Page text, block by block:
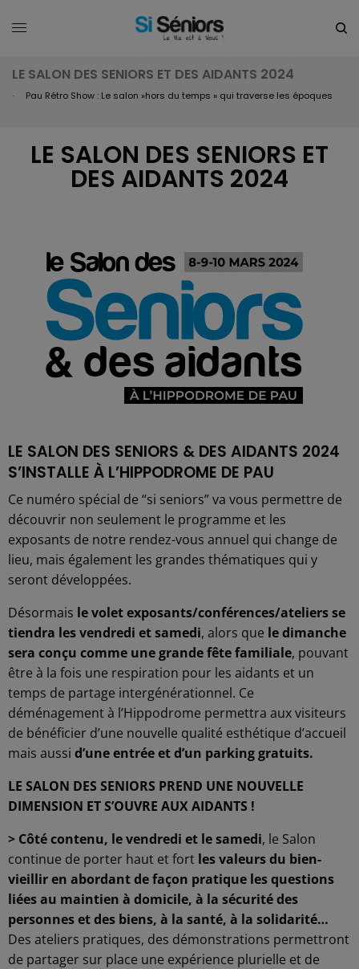
LE SALON DES SENIORS ET DES AIDANTS 2024
Pau Rétro Show : Le salon »hors du temps » qui traverse les époques
L’été est là ! Notre sélection de loisirs près de chez vous !
LE SALON DES SENIORS ET
DES AIDANTS 2024
LE SALON DES SENIORS & DES AIDANTS 2024
S’INSTALLE À L’HIPPODROME DE PAU
Ce numéro spécial de “si seniors” va vous permettre de
découvrir non seulement le programme et les
exposants de notre rendez-vous annuel qui change de
lieu, mais également les grandes thématiques qui y
seront développées.
Désormais le volet exposants/conférences/ateliers se
tiendra les vendredi et samedi, alors que le dimanche
sera conçu comme une grande fête familiale, pouvant
être à la fois une respiration pour les aidants et un
temps de partage intergénérationnel. Ce
déménagement à l’Hippodrome permettra aux visiteurs
de bénéficier d’une nouvelle qualité esthétique d’accueil
mais aussid’une entrée et d’un parking gratuits.
LE SALON DES SENIORS PREND UNE NOUVELLE
DIMENSION ET S’OUVRE AUX AIDANTS !
> Côté contenu, le vendredi et le samedi, le Salon
continue de porter haut et fort les valeurs du bien-
vieillir en abordant de façon pratique les questions
liées au maintien à domicile, à la sécurité des
personnes et des biens, à la santé, à la solidarité…
Des ateliers pratiques, des démonstrations permettront
de partager sur place une expérience plurielle et de